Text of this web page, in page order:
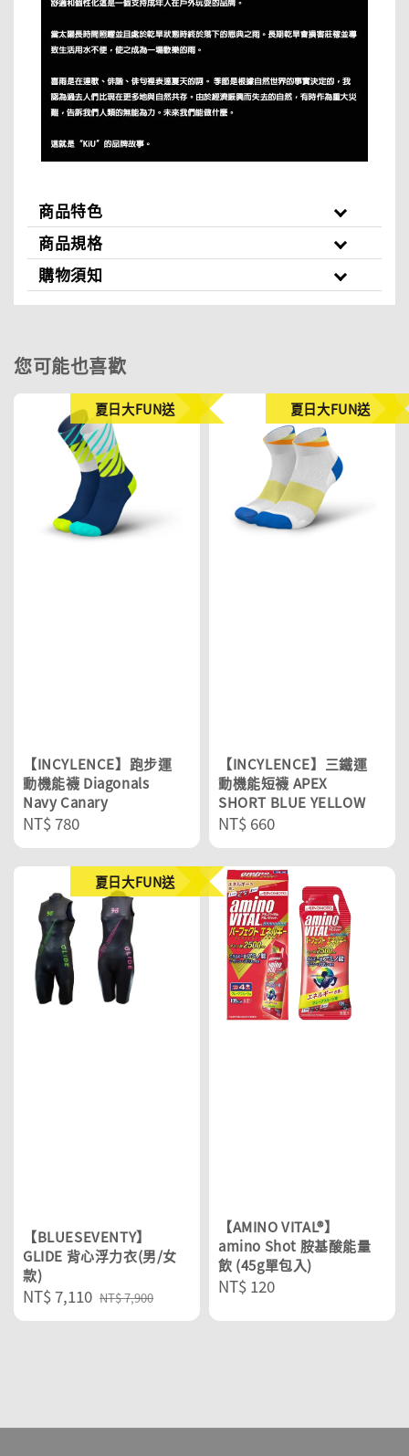
商品特色
商品規格
購物須知
您可能也喜歡
夏日大FUN送
【INCYLENCE】跑步運
動機能襪 Diagonals
Navy Canary
Regular
price
NT$ 780
夏日大FUN送
【INCYLENCE】三鐵運
動機能短襪 APEX
SHORT BLUE YELLOW
Regular
price
NT$ 660
夏日大FUN送
【BLUESEVENTY】
GLIDE 背心浮力衣(男/女
款)
Sale
price
NT$ 7,110 Regular
price
NT$ 7,900
【AMINO VITAL®】
amino Shot 胺基酸能量
飲 (45g單包入)
Regular
NT$ 120